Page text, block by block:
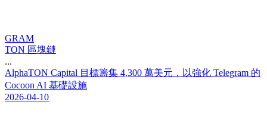
GRAM
TON 區塊鏈
...
AlphaTON Capital 目 標籌集 4,300 萬美元 ， 以強化 Telegram 的
Cocoon AI 基礎設施
2026-04-10